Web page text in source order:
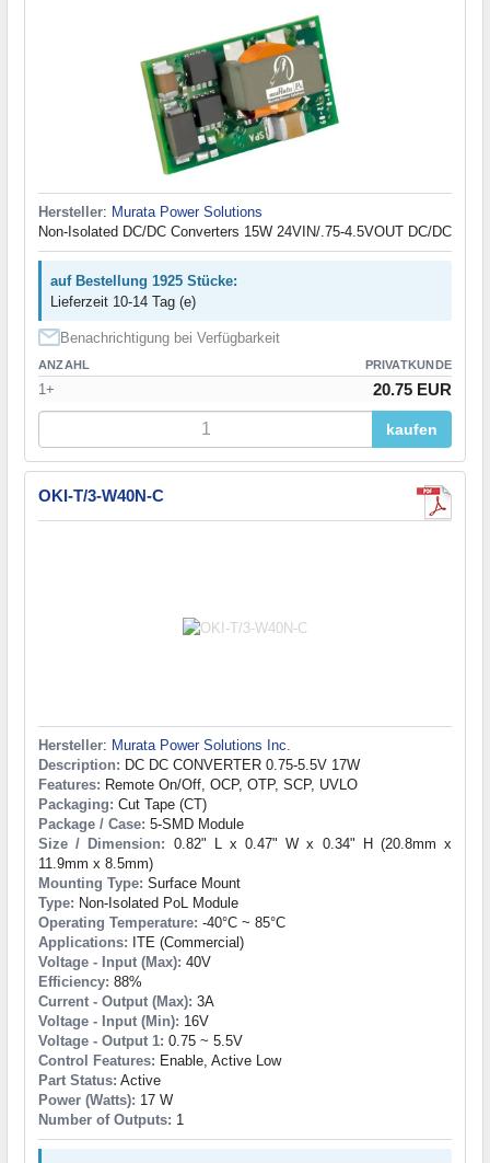
Hersteller: Murata Power Solutions
Non-Isolated DC/DC Converters 15W 24VIN/.75-4.5VOUT DC/DC
auf Bestellung 1925 Stücke:
Lieferzeit 10-14 Tag (e)
Benachrichtigung bei Verfügbarkeit
ANZAHL PRIVATKUNDE
1+ 20.75 EUR
kaufen
OKI-T/3-W40N-C
Hersteller: Murata Power Solutions Inc.
Description: DC DC CONVERTER 0.75-5.5V 17W
Features: Remote On/Off, OCP, OTP, SCP, UVLO
Packaging: Cut Tape (CT)
Package / Case: 5-SMD Module
Size / Dimension: 0.82" L x 0.47" W x 0.34" H (20.8mm x
11.9mm x 8.5mm)
Mounting Type: Surface Mount
Type: Non-Isolated PoL Module
Operating Temperature: -40°C ~ 85°C
Applications: ITE (Commercial)
Voltage - Input (Max): 40V
Efficiency: 88%
Current - Output (Max): 3A
Voltage - Input (Min): 16V
Voltage - Output 1: 0.75 ~ 5.5V
Control Features: Enable, Active Low
Part Status: Active
Power (Watts): 17 W
Number of Outputs: 1